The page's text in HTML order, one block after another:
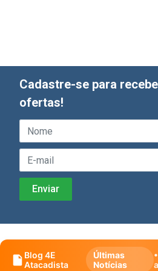
Cadastre-se para
ofertas!
Blog 4E
Atacadista
Últimas
Notícias